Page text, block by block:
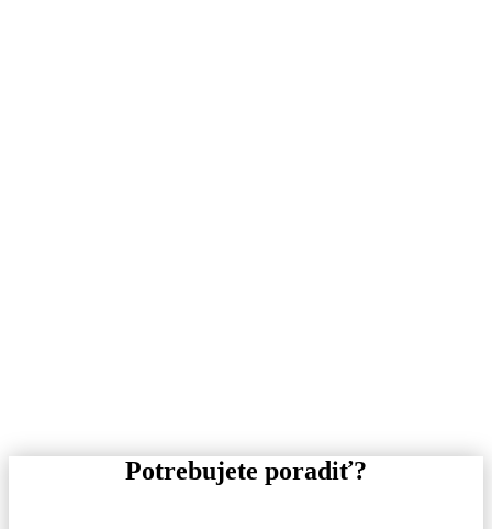
Potrebujete poradiť?